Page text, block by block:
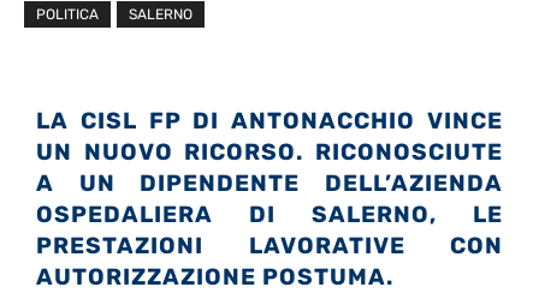
POLITICA
SALERNO
LA CISL FP DI ANTONACCHIO VINCE
UN NUOVO RICORSO. RICONOSCIUTE
A UN DIPENDENTE DELL’AZIENDA
OSPEDALIERA DI SALERNO, LE
PRESTAZIONI LAVORATIVE CON
AUTORIZZAZIONE POSTUMA.